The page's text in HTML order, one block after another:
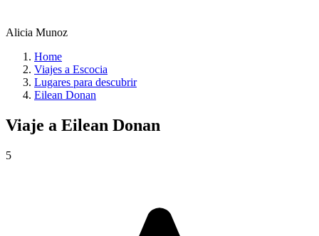
Alicia Munoz
Home
Viajes a Escocia
Lugares para descubrir
Eilean Donan
Viaje a Eilean Donan
5